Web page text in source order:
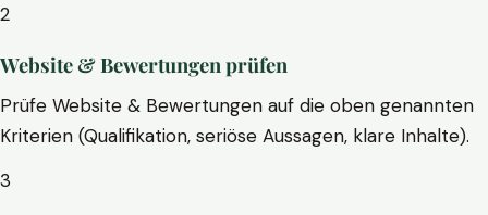
2
Website & Bewertungen prüfen
Prüfe Website & Bewertungen auf die oben genannten
Kriterien (Qualifikation, seriöse Aussagen, klare Inhalte).
3